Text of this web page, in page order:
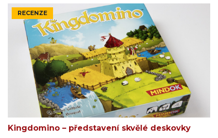
RECENZE
Kingdomino – představení skvělé deskovky